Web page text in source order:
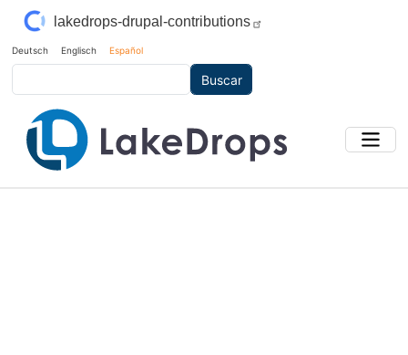
Pasar al contenido principal
lakedrops-drupal-contributions
Deutsch Englisch Español